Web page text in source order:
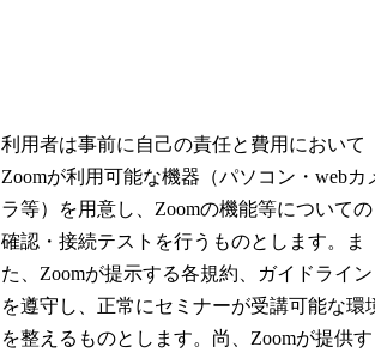
利用者は事前に自己の責任と費用において
Zoomが利用可能な機器（パソコン・webカ
ラ等）を用意し、Zoomの機能等についての
確認・接続テストを行うものとします。ま
た、Zoomが提示する各規約、ガイドライン
を遵守し、正常にセミナーが受講可能な環
を整えるものとします。尚、Zoomが提供す